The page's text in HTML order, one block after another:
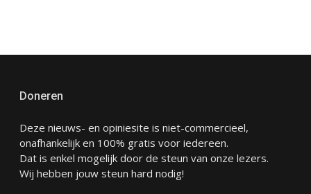
Doneren
Deze nieuws- en opiniesite is niet-commercieel,
onafhankelijk en 100% gratis voor iedereen.
Dat is enkel mogelijk door de steun van onze lezers.
Wij hebben jouw steun hard nodig!